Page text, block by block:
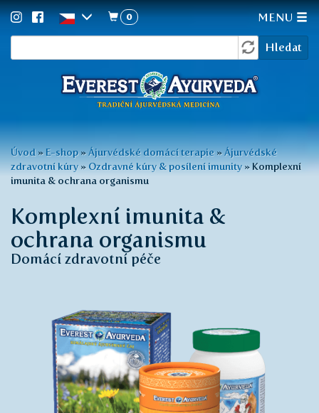
Hledat
0 MENU
Jste
zde
Úvod » E-shop » Ájurvédské domácí terapie » Ájurvédské
zdravotní kúry » Ozdravné kúry & posílení imunity »Komplexní
imunita & ochrana organismu
Komplexní imunita &
ochrana organismu
Domácí zdravotní péče